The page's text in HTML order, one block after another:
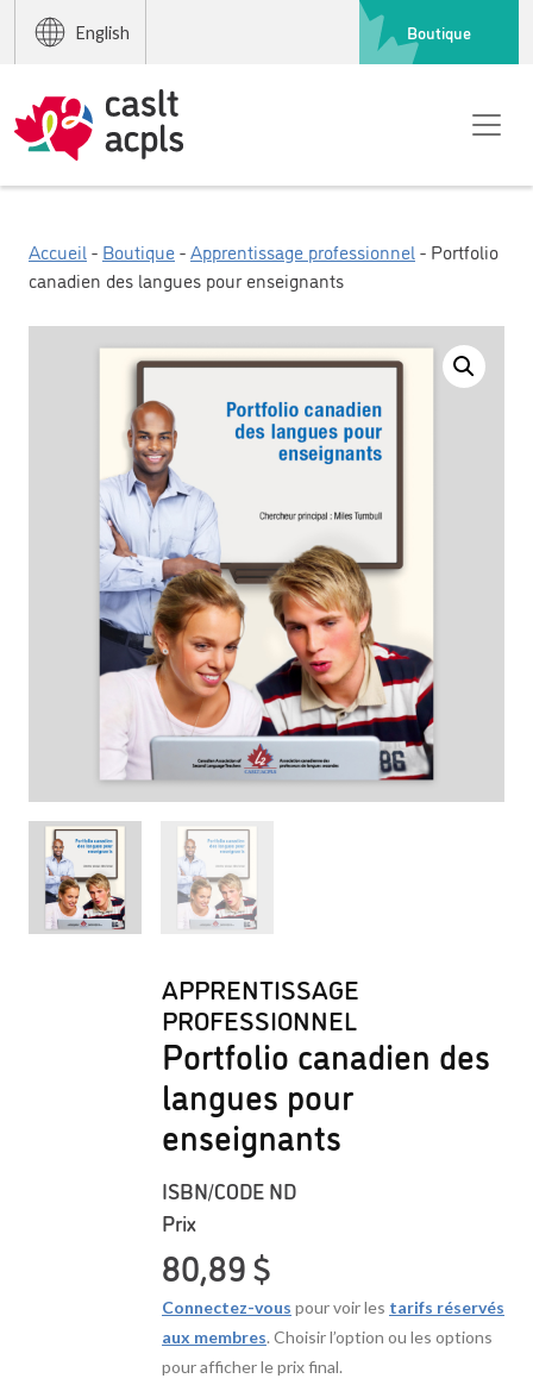
English Boutique
Accueil - Boutique-Apprentissage professionnel - Portfolio
canadien des langues pour enseignants
APPRENTISSAGE
PROFESSIONNEL
Portfolio canadien des
langues pour
enseignants
ISBN/CODE ND
Prix
80,89$
Connectez-vous pour voir les tarifs réservés
aux membres. Choisir l’option ou les options
pour afficher le prix final.